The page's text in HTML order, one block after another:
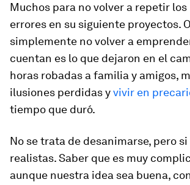
Muchos para no volver a repetir
errores en su siguiente proyectos.
simplemente no volver a
cuentan es lo que dejaron en el
horas robadas a familia y amigos,
ilusiones perdidas yvivir en
tiempo que duró.
No se trata de desanimarse, pero si
realistas. Saber que es muy
aunque nuestra idea sea buena,